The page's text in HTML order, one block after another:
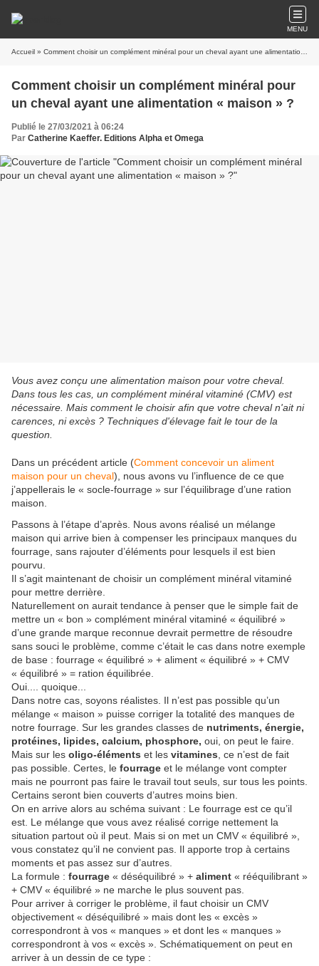
MENU
Accueil » Comment choisir un complément minéral pour un cheval ayant une alimentation « maison » ?
Comment choisir un complément minéral pour
un cheval ayant une alimentation « maison » ?
Publié le 27/03/2021 à 06:24
Par Catherine Kaeffer. Editions Alpha et Omega
Vous avez conçu une alimentation maison pour votre cheval.
Dans tous les cas, un complément minéral vitaminé (CMV) est
nécessaire. Mais comment le choisir afin que votre cheval n'ait ni
carences, ni excès ? Techniques d'élevage fait le tour de la
question.
Dans un précédent article (Comment concevoir un aliment
maison pour un cheval), nous avons vu l’influence de ce que
j’appellerais le « socle-fourrage » sur l’équilibrage d’une ration
maison.
Passons à l’étape d’après. Nous avons réalisé un mélange
maison qui arrive bien à compenser les principaux manques du
fourrage, sans rajouter d’éléments pour lesquels il est bien
pourvu.
Il s’agit maintenant de choisir un complément minéral vitaminé
pour mettre derrière.
Naturellement on aurait tendance à penser que le simple fait de
mettre un « bon » complément minéral vitaminé « équilibré »
d’une grande marque reconnue devrait permettre de résoudre
sans souci le problème, comme c’était le cas dans notre exemple
de base : fourrage « équilibré » + aliment « équilibré » + CMV
« équilibré » = ration équilibrée.
Oui.... quoique...
Dans notre cas, soyons réalistes. Il n’est pas possible qu’un
mélange « maison » puisse corriger la totalité des manques de
notre fourrage. Sur les grandes classes de nutriments, énergie,
protéines, lipides, calcium, phosphore, oui, on peut le faire.
Mais sur les oligo-éléments et les vitamines , ce n’est de fait
pas possible. Certes, le fourrage et le mélange vont compter
mais ne pourront pas faire le travail tout seuls, sur tous les points.
Certains seront bien couverts d’autres moins bien.
On en arrive alors au schéma suivant : Le fourrage est ce qu’il
est. Le mélange que vous avez réalisé corrige nettement la
situation partout où il peut. Mais si on met un CMV « équilibré »,
vous constatez qu’il ne convient pas. Il apporte trop à certains
moments et pas assez sur d’autres.
La formule : fourrage « déséquilibré » + aliment « rééquilibrant »
+ CMV « équilibré » ne marche le plus souvent pas.
Pour arriver à corriger le problème, il faut choisir un CMV
objectivement « déséquilibré » mais dont les « excès »
correspondront à vos « manques » et dont les « manques »
correspondront à vos « excès ». Schématiquement on peut en
arriver à un dessin de ce type :